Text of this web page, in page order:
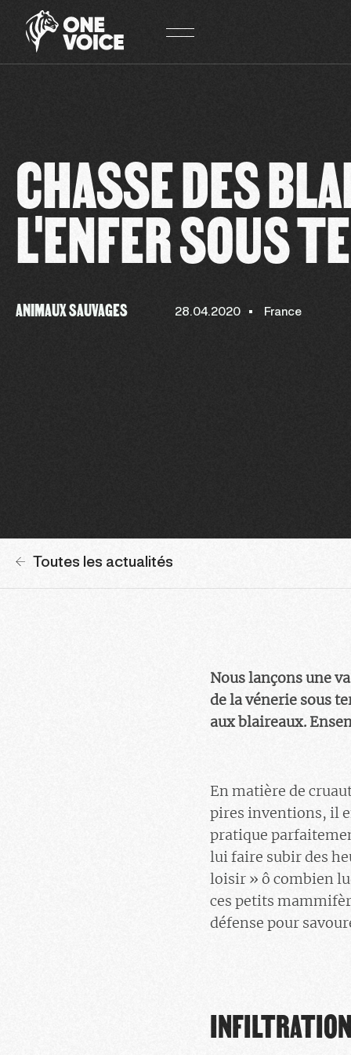
CHASSE DES
L'ENFER SOUS
ANIMAUX SAUVAGES 28.04.2020 France
Toutes les actualités
Nous lançons une
de la vénerie sous
aux blaireaux.
En matière de
pires inventions, il
pratique
lui faire subir des
loisir » ô combien
ces petits
défense pour